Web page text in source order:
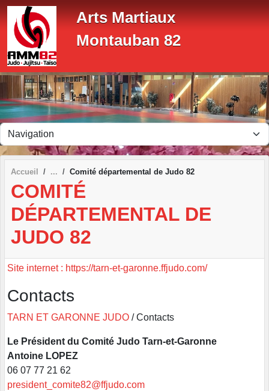
Arts Martiaux
Montauban 82
Accueil Comité départemental de Judo 82
COMITÉ
DÉPARTEMENTAL DE
JUDO 82
Site internet : https://tarn-et-garonne.ffjudo.com/
Contacts
TARN ET GARONNE JUDO / Contacts
Le Président du Comité Judo Tarn-et-Garonne
Antoine LOPEZ
06 07 77 21 62
president_comite82@ffjudo.com
Panneau de gestion des cookies